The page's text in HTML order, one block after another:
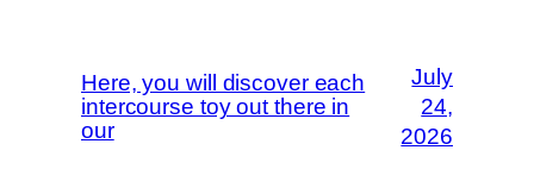
Here, you will discover each
intercourse toy out there in
our
July
24,
2026